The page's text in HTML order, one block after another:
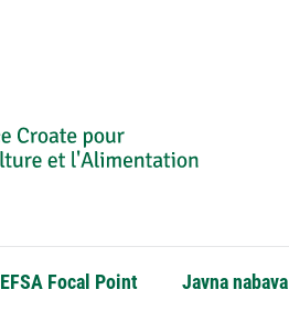
EFSA Focal Point Javna nabava